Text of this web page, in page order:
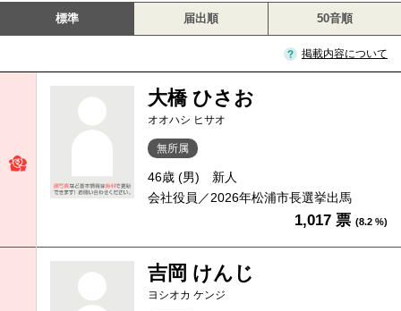
標準 届出順 50音順
掲載内容について
大橋 ひさお
オオハシ ヒサオ
無所属
46歳 (男)
新人
会社役員／2026年松浦市長選挙出馬
1,017 票 (8.2 %)
吉岡 けんじ
ヨシオカ ケンジ